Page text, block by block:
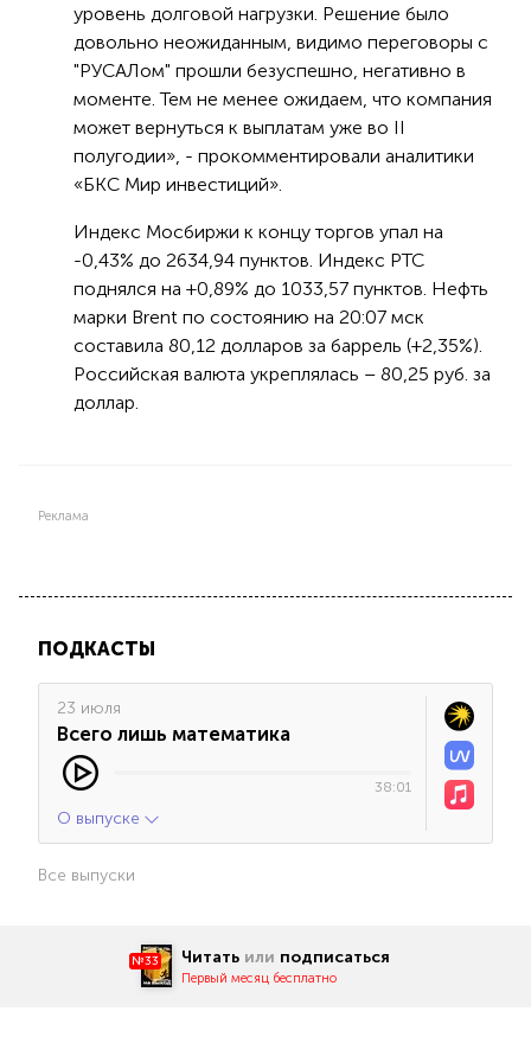
уровень долговой нагрузки. Решение было
довольно неожиданным, видимо переговоры с
"РУСАЛом" прошли безуспешно, негативно в
моменте. Тем не менее ожидаем, что компания
может вернуться к выплатам уже во II
полугодии», - прокомментировали аналитики
«БКС Мир инвестиций».
Индекс Мосбиржи к концу торгов упал на
-0,43% до 2634,94 пунктов. Индекс РТС
поднялся на +0,89% до 1033,57 пунктов. Нефть
марки Brent по состоянию на 20:07 мск
составила 80,12 долларов за баррель (+2,35%).
Российская валюта укреплялась – 80,25 руб. за
доллар.
Реклама
ПОДКАСТЫ
23 июля
Всего лишь математика
38:01
О выпуске
Все выпуски
№33 Читать или подписаться
Первый месяц бесплатно